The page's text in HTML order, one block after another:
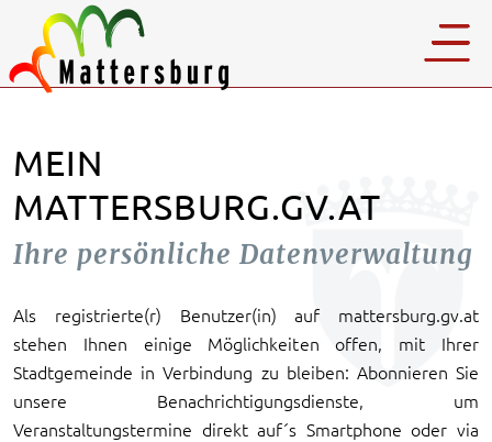
MEIN
MATTERSBURG.GV.AT
Ihre persönliche Datenverwaltung
Als registrierte(r) Benutzer(in) auf mattersburg.gv.at
stehen Ihnen einige Möglichkeiten offen, mit Ihrer
Stadtgemeinde in Verbindung zu bleiben: Abonnieren Sie
unsere Benachrichtigungsdienste, um
Veranstaltungstermine direkt auf´s Smartphone oder via